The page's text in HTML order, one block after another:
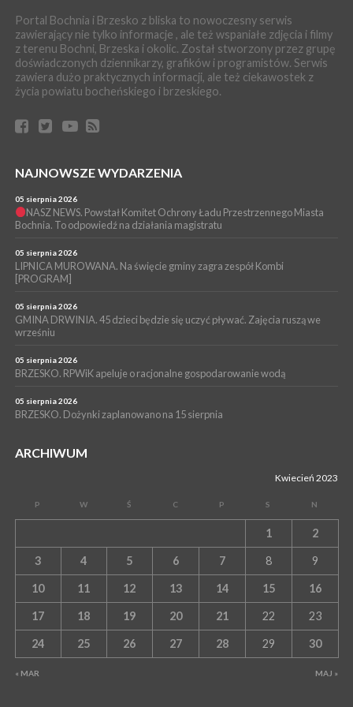
04 sierpnia 2026
BRZESKO. 77-letnia kobieta straciła 53 tys. zł, bo uwierzyła w
fikcyjny wypadek syna
WYDARZENIA
04 sierpnia 2026
BOCHNIA. Jechał bez zapiętych pasów i włączonych świateł.
Okazało się, że był pod wpływem amfetaminy
BOCHNIA. Dwaj ministrowie przyjechali do Chodenic, by
WYDARZENIA
03 sierpnia 2026
unieważnienia uchwały o nieudzieleniu absolutorium dla
Magdaleny Łacnej [WIDEO]
Portal Bochnia i Brzesko z bliska to nowoczesny serwis
zawierający nie tylko informacje , ale też wspaniałe zdjęcia i filmy
z terenu Bochni, Brzeska i okolic. Został stworzony przez grupę
doświadczonych dziennikarzy, grafików i programistów. Serwis
zawiera dużo praktycznych informacji, ale też ciekawostek z
życia powiatu bocheńskiego i brzeskiego.
NAJNOWSZE WYDARZENIA
05 sierpnia 2026
NASZ NEWS. Powstał Komitet Ochrony Ładu Przestrzennego Miasta
Bochnia. To odpowiedź na działania magistratu
05 sierpnia 2026
LIPNICA MUROWANA. Na święcie gminy zagra zespół Kombi
[PROGRAM]
05 sierpnia 2026
GMINA DRWINIA. 45 dzieci będzie się uczyć pływać. Zajęcia ruszą we
wrześniu
05 sierpnia 2026
BRZESKO. RPWiK apeluje o racjonalne gospodarowanie wodą
05 sierpnia 2026
BRZESKO. Dożynki zaplanowano na 15 sierpnia
ARCHIWUM
Kwiecień 2023
P W Ś C P S N
« MAR MAJ »
1 2
3 4 5 6 7 8 9
10 11 12 13 14 15 16
17 18 19 20 21 22 23
24 25 26 27 28 29 30